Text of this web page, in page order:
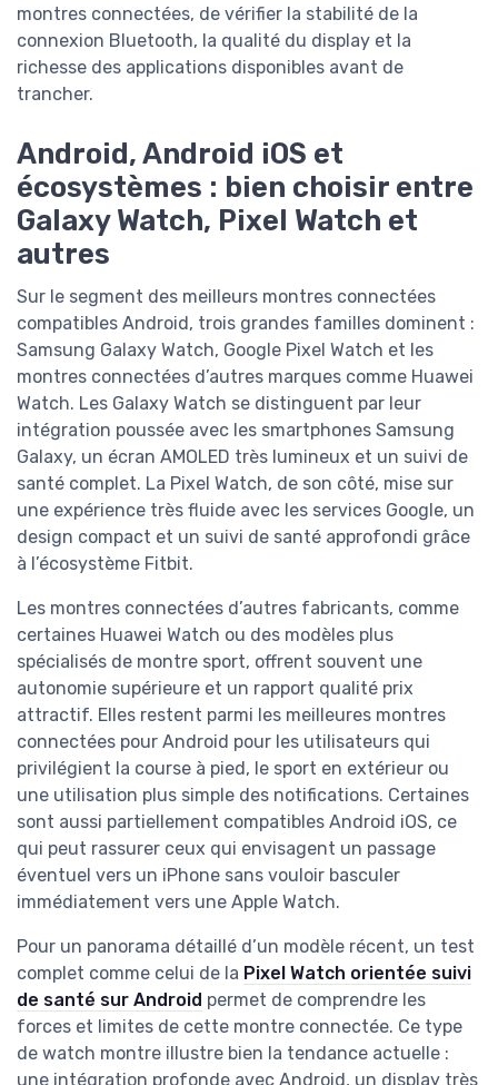
montres connectées, de vérifier la stabilité de la
connexion Bluetooth, la qualité du display et la
richesse des applications disponibles avant de
trancher.
Android, Android iOS et
écosystèmes : bien choisir entre
Galaxy Watch, Pixel Watch et
autres
Sur le segment des meilleurs montres connectées
compatibles Android, trois grandes familles dominent :
Samsung Galaxy Watch, Google Pixel Watch et les
montres connectées d’autres marques comme Huawei
Watch. Les Galaxy Watch se distinguent par leur
intégration poussée avec les smartphones Samsung
Galaxy, un écran AMOLED très lumineux et un suivi de
santé complet. La Pixel Watch, de son côté, mise sur
une expérience très fluide avec les services Google, un
design compact et un suivi de santé approfondi grâce
à l’écosystème Fitbit.
Les montres connectées d’autres fabricants, comme
certaines Huawei Watch ou des modèles plus
spécialisés de montre sport, offrent souvent une
autonomie supérieure et un rapport qualité prix
attractif. Elles restent parmi les meilleures montres
connectées pour Android pour les utilisateurs qui
privilégient la course à pied, le sport en extérieur ou
une utilisation plus simple des notifications. Certaines
sont aussi partiellement compatibles Android iOS, ce
qui peut rassurer ceux qui envisagent un passage
éventuel vers un iPhone sans vouloir basculer
immédiatement vers une Apple Watch.
Pour un panorama détaillé d’un modèle récent, un test
complet comme celui de la Pixel Watch orientée suivi
de santé sur Android permet de comprendre les
forces et limites de cette montre connectée. Ce type
de watch montre illustre bien la tendance actuelle :
une intégration profonde avec Android, un display très